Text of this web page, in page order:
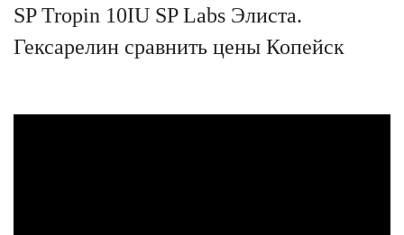
SP Tropin 10IU SP Labs Элиста.
Гексарелин сравнить цены Копейск